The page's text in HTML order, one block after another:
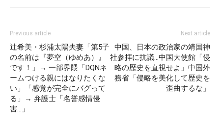
Previous article
辻希美・杉浦太陽夫妻「第5子
の名前は『夢空（ゆめあ）』
です！」→ 一部界隈「DQNネ
ームつける親にはなりたくな
い」「感覚が完全にバグって
る」→ 弁護士「名誉感情侵
害…」
Next article
中国、日本の政治家の靖国神
社参拝に抗議…中国大使館「侵
略の歴史を直視せよ」中国外
務省「侵略を美化して歴史を
歪曲するな」